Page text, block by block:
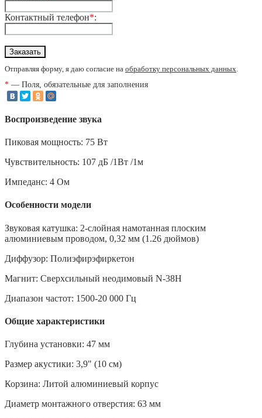
Контактный телефон*:
Отправляя форму, я даю согласие на обработку персональных данных.
* — Поля, обязательные для заполнения
Воспроизведение звука
Пиковая мощность: 75 Вт
Чувствительность: 107 дБ /1Вт /1м
Импеданс: 4 Ом
Особенности модели
Звуковая катушка: 2-слойная намотанная плоским
алюминиевым проводом, 0,32 мм (1.26 дюймов)
Диффузор: Полиэфирэфиркетон
Магнит: Сверхсильный неодимовый N-38H
Диапазон частот: 1500-20 000 Гц
Общие характеристики
Глубина установки: 47 мм
Размер акустики: 3,9" (10 см)
Корзина: Литой алюминиевый корпус
Диаметр монтажного отверстия: 63 мм